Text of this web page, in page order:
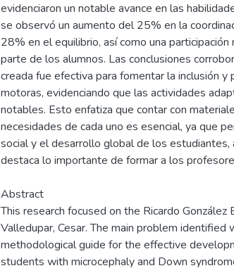
evidenciaron un notable avance en las
se observó un aumento del 25% en la
28% en el equilibrio, así como una
parte de los alumnos. Las conclusiones
creada fue efectiva para fomentar la inclusión y
motoras, evidenciando que las actividades
notables. Esto enfatiza que contar con
necesidades de cada uno es esencial, ya que
social y el desarrollo global de los
destaca lo importante de formar a los
Abstract
This research focused on the Ricardo González
Valledupar, Cesar. The main problem identified
methodological guide for the effective
students with microcephaly and Down